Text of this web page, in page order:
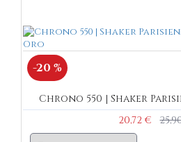
-20 %
Chrono 550 | Shaker
20,72 €